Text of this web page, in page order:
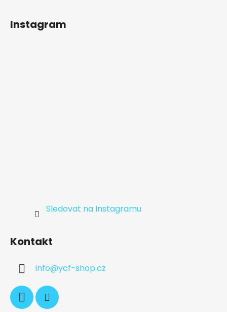
Instagram
Sledovat na Instagramu
Kontakt
info@ycf-shop.cz